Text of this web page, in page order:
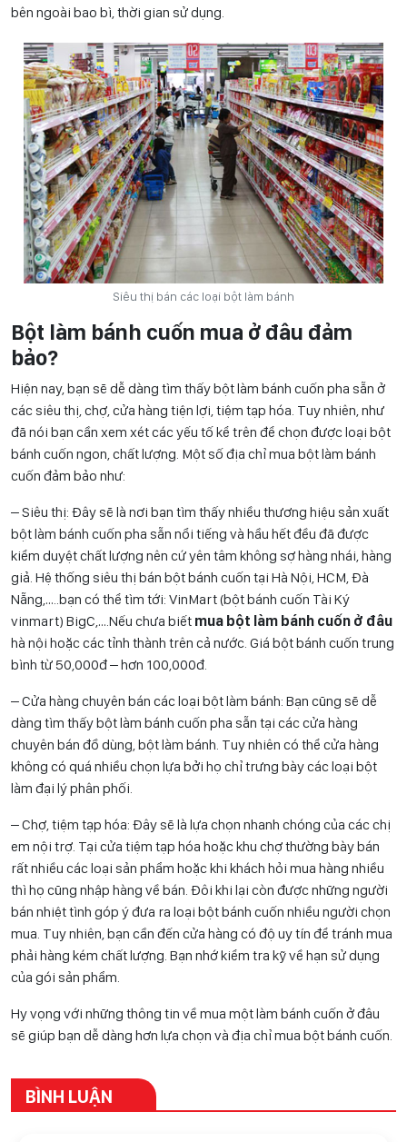
bên ngoài bao bì, thời gian sử dụng.
Siêu thị bán các loại bột làm bánh
Bột làm bánh cuốn mua ở đâu đảm
bảo?
Hiện nay, bạn sẽ dễ dàng tìm thấy bột làm bánh cuốn pha sẵn ở
các siêu thị, chợ, cửa hàng tiện lợi, tiệm tạp hóa. Tuy nhiên, như
đã nói bạn cần xem xét các yếu tố kể trên để chọn được loại bột
bánh cuốn ngon, chất lượng. Một số địa chỉ mua bột làm bánh
cuốn đảm bảo như:
– Siêu thị: Đây sẽ là nơi bạn tìm thấy nhiều thương hiệu sản xuất
bột làm bánh cuốn pha sẵn nổi tiếng và hầu hết đều đã được
kiểm duyệt chất lượng nên cứ yên tâm không sợ hàng nhái, hàng
giả. Hệ thống siêu thị bán bột bánh cuốn tại Hà Nội, HCM, Đà
Nẵng,…..bạn có thể tìm tới: VinMart (bột bánh cuốn Tài Ký
vinmart) BigC,….Nếu chưa biết mua bột làm bánh cuốn ở đâu
hà nội hoặc các tỉnh thành trên cả nước. Giá bột bánh cuốn trung
bình từ 50,000đ – hơn 100,000đ.
– Cửa hàng chuyên bán các loại bột làm bánh: Bạn cũng sẽ dễ
dàng tìm thấy bột làm bánh cuốn pha sẵn tại các cửa hàng
chuyên bán đồ dùng, bột làm bánh. Tuy nhiên có thể cửa hàng
không có quá nhiều chọn lựa bởi họ chỉ trưng bày các loại bột
làm đại lý phân phối.
– Chợ, tiệm tạp hóa: Đây sẽ là lựa chọn nhanh chóng của các chị
em nội trợ. Tại cửa tiệm tạp hóa hoặc khu chợ thường bày bán
rất nhiều các loại sản phẩm hoặc khi khách hỏi mua hàng nhiều
thì họ cũng nhập hàng về bán. Đôi khi lại còn được những người
bán nhiệt tình góp ý đưa ra loại bột bánh cuốn nhiều người chọn
mua. Tuy nhiên, bạn cần đến cửa hàng có độ uy tín để tránh mua
phải hàng kém chất lượng. Bạn nhớ kiểm tra kỹ về hạn sử dụng
của gói sản phẩm.
Hy vọng với những thông tin về mua một làm bánh cuốn ở đâu
sẽ giúp bạn dễ dàng hơn lựa chọn và địa chỉ mua bột bánh cuốn.
BÌNH LUẬN